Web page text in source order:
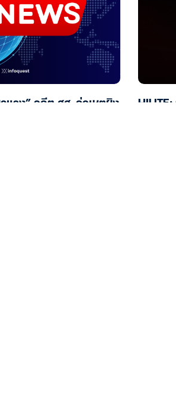
แรง” อดีต สส. ก่อเหตุยิง